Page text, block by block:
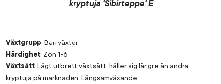
kryptuja 'Sibirteppe' E
Växtgrupp: Barrväxter
Härdighet: Zon 1-6
Växtsätt: Lågt utbrett växtsätt, håller sig längre än andra
kryptuja på marknaden. Långsamväxande.